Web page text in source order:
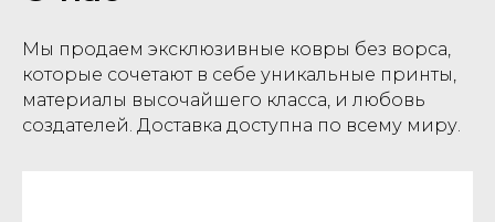
Мы продаем эксклюзивные ковры без ворса,
которые сочетают в себе уникальные принты,
материалы высочайшего класса, и любовь
создателей. Доставка доступна по всему миру.